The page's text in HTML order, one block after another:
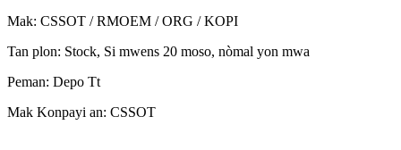
Mak: CSSOT / RMOEM / ORG / KOPI
Tan plon: Stock, Si mwens 20 moso, nòmal yon mwa
Peman: Depo Tt
Mak Konpayi an: CSSOT